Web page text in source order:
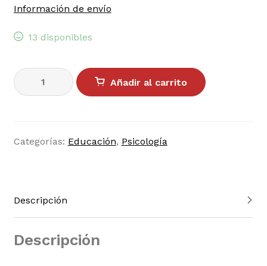
Información de envío
13 disponibles
Pensamiento
y
Wallon,
cantidad
Añadir al carrito
Categorías: Educación, Psicología
Descripción
Descripción